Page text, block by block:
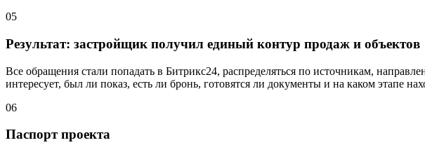
05
Результат: застройщик получил единый контур продаж и объектов
Все обращения стали попадать в Битрикс24, распределяться по источникам,
интересует, был ли показ, есть ли бронь, готовятся ли документы и на каком этапе
06
Паспорт проекта